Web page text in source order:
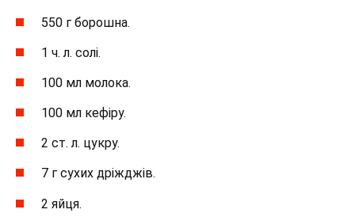
550 г борошна.
1 ч. л. солі.
100 мл молока.
100 мл кефіру.
2 ст. л. цукру.
7 г сухих дріжджів.
2 яйця.